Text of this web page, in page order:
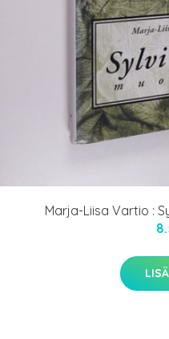
Marja-Liisa Vartio :